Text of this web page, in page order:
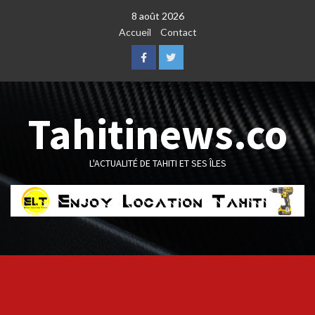
8 août 2026
Accueil
Contact
FacebookTwitter
Tahitinews.co
L'ACTUALITÉ DE TAHITI ET SES ÎLES